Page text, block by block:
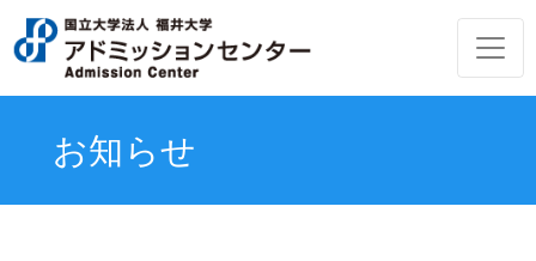
お知らせ